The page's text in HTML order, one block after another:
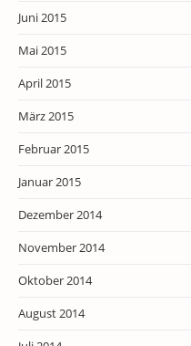
Juni 2015
Mai 2015
April 2015
März 2015
Februar 2015
Januar 2015
Dezember 2014
November 2014
Oktober 2014
August 2014